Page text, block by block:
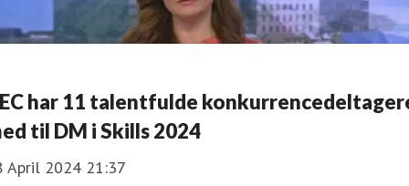
har 11 talentfulde
til DM i Skills 2024
April 2024 21:37